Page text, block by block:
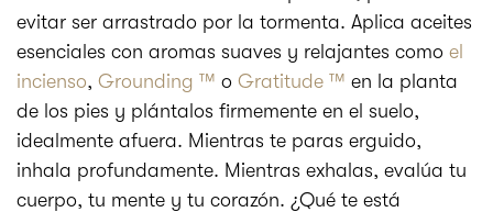
evitar ser arrastrado por la tormenta. Aplica aceites
esenciales con aromas suaves y relajantes como el
incienso, Grounding ™ o Gratitude ™ en la planta
de los pies y plántalos firmemente en el suelo,
idealmente afuera. Mientras te paras erguido,
inhala profundamente. Mientras exhalas, evalúa tu
cuerpo, tu mente y tu corazón. ¿Qué te está